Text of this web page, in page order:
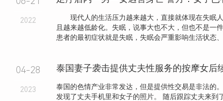
2022
现代人的生活压力越来越大，直接就体现在失眠
且越来越低龄化。失眠，说事大也不大，但也不是一
患者的最初症状就是失眠，失眠会严重影响生活状态
04-28
2023
泰国的色情产业非常发达，但是提供性交易是非法的
发现了丈夫手机里和女子的照片。 随后跟踪丈夫来到